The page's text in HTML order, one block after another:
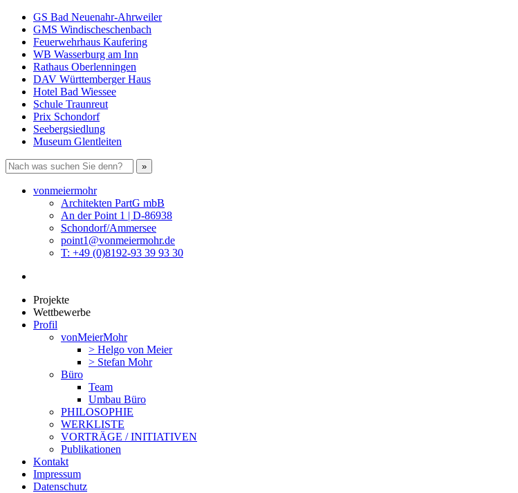
GS Bad Neuenahr-Ahrweiler
GMS Windischeschenbach
Feuerwehrhaus Kaufering
WB Wasserburg am Inn
Rathaus Oberlenningen
DAV Württemberger Haus
Hotel Bad Wiessee
Schule Traunreut
Prix Schondorf
Seebergsiedlung
Museum Glentleiten
vonmeiermohr
Architekten PartG mbB
An der Point 1 | D-86938
Schondorf/Ammersee
point1@vonmeiermohr.de
T: +49 (0)8192-93 39 93 30
Projekte
Wettbewerbe
Profil
vonMeierMohr
> Helgo von Meier
> Stefan Mohr
Büro
Team
Umbau Büro
PHILOSOPHIE
WERKLISTE
VORTRÄGE / INITIATIVEN
Publikationen
Kontakt
Impressum
Datenschutz